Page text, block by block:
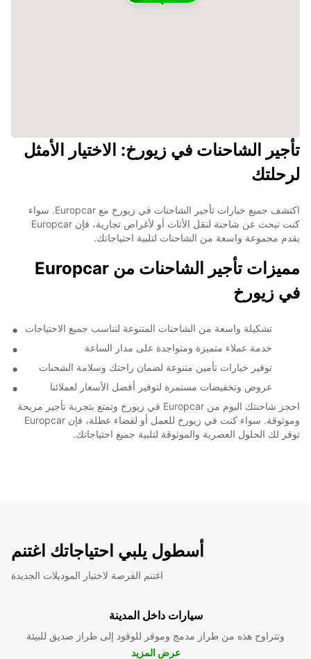
تأجير الشاحنات في زيورخ: الاختيار الأمثل
لرحلتك
اكتشف جميع خيارات تأجير الشاحنات في زيورخ مع Europcar. سواء
كنت تبحث عن شاحنة لنقل الأثاث أو لأغراض تجارية، فإن Europcar
يقدم مجموعة واسعة من الشاحنات لتلبية احتياجاتك.
مميزات تأجير الشاحنات من Europcar
في زيورخ
تشكيلة واسعة من الشاحنات المتنوعة لتناسب جميع الاحتياجات
خدمة عملاء متميزة ومتواجدة على مدار الساعة
توفير خيارات تأمين متنوعة لضمان راحتك وسلامة الشحنات
عروض وتخفيضات مستمرة لتوفير أفضل الأسعار لعملائنا
احجز شاحنتك اليوم من Europcar في زيورخ وتمتع بتجربة تأجير مريحة
وموثوقة. سواء كنت في زيورخ للعمل أو لقضاء عطلة، فإن Europcar
توفر لك الحلول العصرية والموثوقة لتلبية جميع احتياجاتك.
أسطول يلبي احتياجاتك اغتنم
اغتنم الفرصة لاختبار الموديلات الجديدة
سيارات داخل المدينة
وتتراوح هذه من طراز مدمج وموفر للوقود إلى طراز صديق للبيئة
عرض المزيد